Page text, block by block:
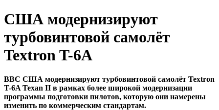
США модернизируют
турбовинтовой самолёт
Textron T-6A
ВВС США модернизируют турбовинтовой самолёт Textron
T-6A Texan II в рамках более широкой модернизации
программы подготовки пилотов, которую они намерены
изменить по коммерческим стандартам.